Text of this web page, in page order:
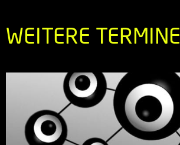
WEITERE TERMINE